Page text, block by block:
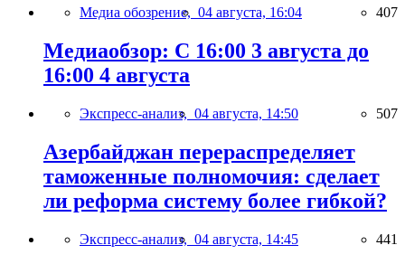
Медиа обозрение, 04 августа, 16:04 407
Медиаобзор: С 16:00 3 августа до
16:00 4 августа
Экспресс-анализ, 04 августа, 14:50 507
Азербайджан перераспределяет
таможенные полномочия: сделает
ли реформа систему более гибкой?
Экспресс-анализ, 04 августа, 14:45 441